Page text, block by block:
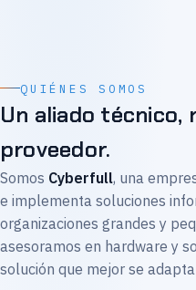
QUIÉNES SOMOS
Un aliado técnico,
proveedor.
Somos Cyberfull, una
e implementa soluciones
organizaciones grandes y
asesoramos en hardware y
solución que mejor se